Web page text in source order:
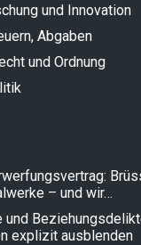
und Innovation
Abgaben
und Ordnung
– und wir…
und
explizit ausblenden